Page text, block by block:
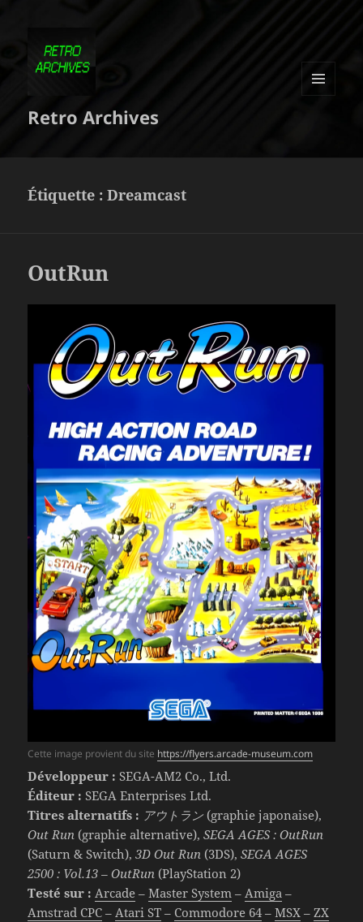
Retro Archives
Étiquette :Dreamcast
OutRun
Cette image provient du site https://flyers.arcade-museum.com
Développeur : SEGA-AM2 Co., Ltd.
Éditeur : SEGA Enterprises Ltd.
Titres alternatifs : アウトラン(graphie japonaise),
Out Run (graphie alternative),SEGA AGES : OutRun
(Saturn & Switch),3D Out Run (3DS),SEGA AGES
2500 : Vol.13 – OutRun (PlayStation 2)
Testé sur : Arcade –Master System – Amiga –
Amstrad CPC – Atari ST – Commodore 64 –MSX –ZX